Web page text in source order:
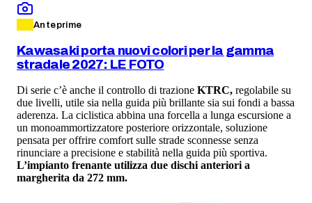
Anteprime
Kawasaki porta nuovi colori per la gamma
stradale 2027: LE FOTO
Di serie c’è anche il controllo di trazione KTRC, regolabile su
due livelli, utile sia nella guida più brillante sia sui fondi a bassa
aderenza. La ciclistica abbina una forcella a lunga escursione a
un monoammortizzatore posteriore orizzontale, soluzione
pensata per offrire comfort sulle strade sconnesse senza
rinunciare a precisione e stabilità nella guida più sportiva.
L’impianto frenante utilizza due dischi anteriori a
margherita da 272 mm.